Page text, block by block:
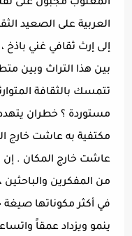
المغلوب مجبول على
العربية على الصعيد
إلى إرث ثقافي غني
بين هذا التراث وبين
تتمسك بالثقافة
مستوردة ؟ خطران
مكتفية به عاشت خارج
عاشت خارج المكان .
من المفكرين
في أكثر مكوناتها صيغة
ينمو ويزداد عمقاً